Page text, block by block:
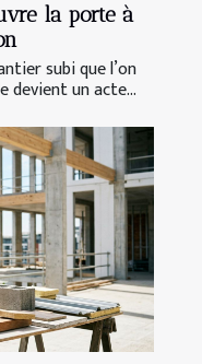
la porte à
subi que l’on
devient un acte...